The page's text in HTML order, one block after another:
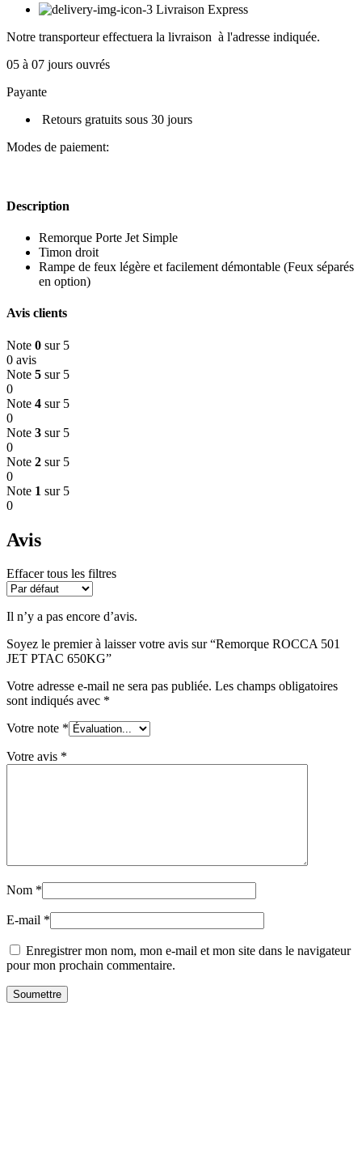
Livraison Express
Notre transporteur effectuera la livraison à l'adresse indiquée.
05 à 07 jours ouvrés
Payante
Retours gratuits sous 30 jours
Modes de paiement:
Description
Remorque Porte Jet Simple
Timon droit
Rampe de feux légère et facilement démontable (Feux séparés
en option)
Avis clients
Note 0 sur 5
0 avis
Note 5 sur 5
0
Note 4 sur 5
0
Note 3 sur 5
0
Note 2 sur 5
0
Note 1 sur 5
0
Avis
Effacer tous les filtres
Il n’y a pas encore d’avis.
Soyez le premier à laisser votre avis sur “Remorque ROCCA 501
JET PTAC 650KG”
Votre adresse e-mail ne sera pas publiée. Les champs obligatoires
sont indiqués avec *
Votre note *
Votre avis *
Nom *
E-mail *
Enregistrer mon nom, mon e-mail et mon site dans le navigateur
pour mon prochain commentaire.